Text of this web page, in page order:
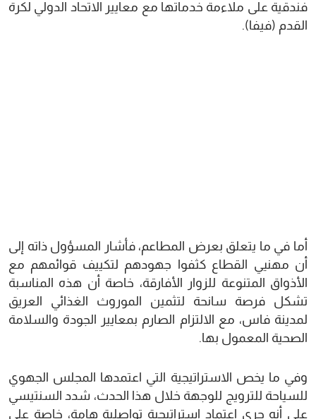
فندقية على ملاءمة خدماتها مع معايير الاتحاد الدولي لكرة
القدم (فيفا).
أما في ما يتعلق بعرض المطاعم، فأشار المسؤول ذاته إلى
أن مهنيي القطاع كثفوا جهودهم لتكييف قوائمهم مع
الأذواق المتنوعة للزوار الأفارقة، خاصة أن هذه المناسبة
تشكل فرصة سانحة لتثمين الموروث الغذائي العريق
لمدينة فاس، مع الالتزام الصارم بمعايير الجودة والسلامة
الصحية المعمول بها.
وفي ما يخص الاستراتيجية التي اعتمدها المجلس الجهوي
للسياحة للترويج للوجهة خلال هذا الحدث، شدد السنتيسي
على أنه جرى اعتماد استراتيجية تواصلية هامة، خاصة على